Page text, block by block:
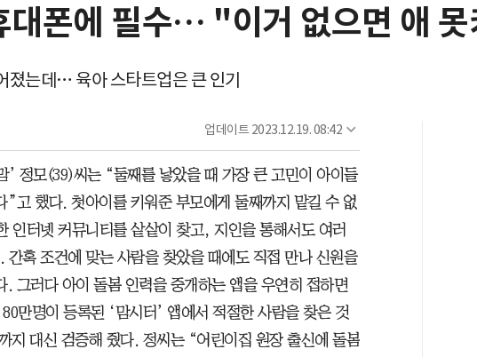
대폰에 필수… "이거 없으면 애
졌는데… 육아 스타트업은 큰 인기
업데이트 2023.12.19. 08:42
’ 정모(39)씨는 “둘째를 낳았을 때 가장 큰 고민이 아이들
”고 했다. 첫아이를 키워준 부모에게 둘째까지 맡길 수 없
인터넷 커뮤니티를 샅샅이 찾고, 지인을 통해서도 여러
간혹 조건에 맞는 사람을 찾았을 때에도 직접 만나 신원을
. 그러다 아이 돌봄 인력을 중개하는 앱을 우연히 접하면
만명이 등록된 ‘맘시터’ 앱에서 적절한 사람을 찾은 것
지 대신 검증해 줬다. 정씨는 “어린이집 원장 출신에 돌봄